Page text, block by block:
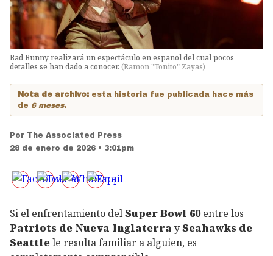
Bad Bunny realizará un espectáculo en español del cual pocos
detalles se han dado a conocer. (Ramon "Tonito" Zayas)
Nota de archivo: esta historia fue publicada hace más
de 6 meses.
Por The Associated Press
28 de enero de 2026 • 3:01pm
Si el enfrentamiento delSuper Bowl 60entre los
Patriots de Nueva Inglaterra ySeahawks de
Seattlele resulta familiar a alguien, es